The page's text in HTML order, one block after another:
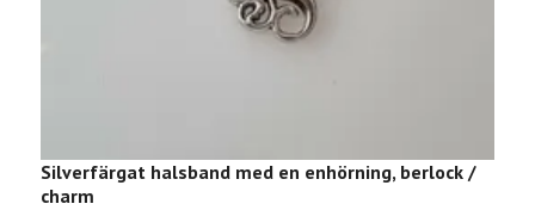
Silverfärgat halsband med en enhörning, berlock /
charm